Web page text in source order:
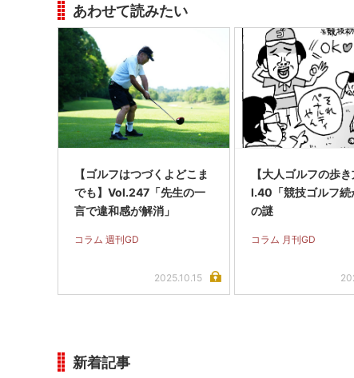
あわせて読みたい
【ゴルフはつづくよどこま
でも】Vol.247「先生の一
言で違和感が解消」
コラム 週刊GD
2025.10.15
【大人ゴルフの歩
l.40「競技ゴルフ続
の謎
コラム 月刊GD
新着記事